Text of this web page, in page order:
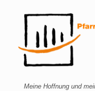
Meine Hoffnung und